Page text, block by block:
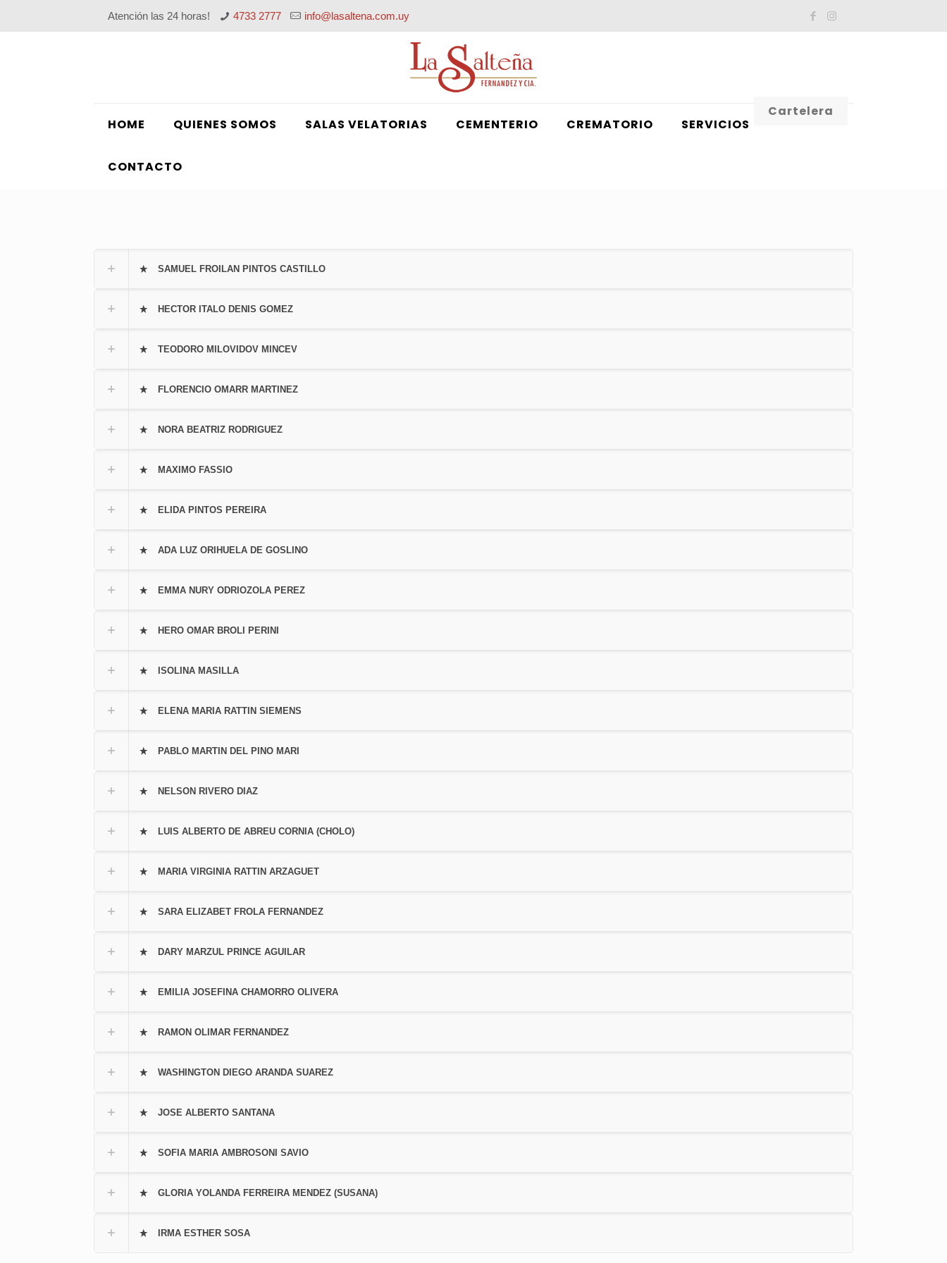
Atención las 24 horas! 4733 2777 info@lasaltena.com.uy
HOME QUIENES SOMOS SALAS VELATORIAS CEMENTERIO CREMATORIO SERVICIOS
CONTACTO
Cartelera
SAMUEL FROILAN PINTOS CASTILLO
HECTOR ITALO DENIS GOMEZ
TEODORO MILOVIDOV MINCEV
FLORENCIO OMARR MARTINEZ
NORA BEATRIZ RODRIGUEZ
MAXIMO FASSIO
ELIDA PINTOS PEREIRA
ADA LUZ ORIHUELA DE GOSLINO
EMMA NURY ODRIOZOLA PEREZ
HERO OMAR BROLI PERINI
ISOLINA MASILLA
ELENA MARIA RATTIN SIEMENS
PABLO MARTIN DEL PINO MARI
NELSON RIVERO DIAZ
LUIS ALBERTO DE ABREU CORNIA (CHOLO)
MARIA VIRGINIA RATTIN ARZAGUET
SARA ELIZABET FROLA FERNANDEZ
DARY MARZUL PRINCE AGUILAR
EMILIA JOSEFINA CHAMORRO OLIVERA
RAMON OLIMAR FERNANDEZ
WASHINGTON DIEGO ARANDA SUAREZ
JOSE ALBERTO SANTANA
SOFIA MARIA AMBROSONI SAVIO
GLORIA YOLANDA FERREIRA MENDEZ (SUSANA)
IRMA ESTHER SOSA